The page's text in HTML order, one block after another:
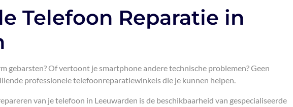
Telefoon Reparatie in
gebarsten? Of vertoont je smartphone andere technische problemen? Geen
professionele telefoonreparatiewinkels die je kunnen helpen.
van je telefoon in Leeuwarden is de beschikbaarheid van gespecialiseerde